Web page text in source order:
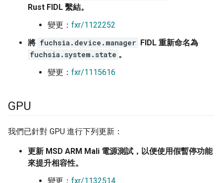
Rust FIDL 繫結。
變更： fxr/1122252
將 fuchsia.device.manager FIDL 重新命名為
fuchsia.system.state 。
變更： fxr/1115616
GPU
我們已針對 GPU 進行下列更新：
更新 MSD ARM Mali 電源測試，以便使用假暫停功能
來提升相容性。
變更： fxr/1132514